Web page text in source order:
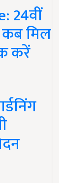
24वीं
कब मिल
करें